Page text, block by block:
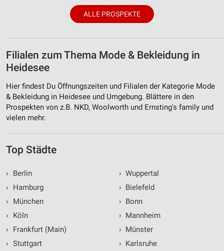
ALLE PROSPEKTE
Filialen zum Thema Mode & Bekleidung in
Heidesee
Hier findest Du Öffnungszeiten und Filialen der Kategorie Mode
& Bekleidung in Heidesee und Umgebung. Blättere in den
Prospekten von z.B. NKD, Woolworth und Ernsting's family und
vielen mehr.
Top Städte
›
Berlin
›
Hamburg
›
München
›
Köln
›
Frankfurt (Main)
› Stuttgart
› Wuppertal
› Bielefeld
› Bonn
› Mannheim
› Münster
› Karlsruhe